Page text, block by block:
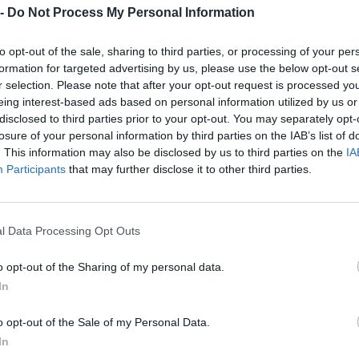
Do Not Process My Personal Information
opt-out of the sale, sharing to third parties, or processing of your
for targeted advertising by us, please use the below opt-out
selection. Please note that after your opt-out request is processed
interest-based ads based on personal information utilized by us
to third parties prior to your opt-out. You may separately
of your personal information by third parties on the IAB’s list of
This information may also be disclosed by us to third parties on the
Participants that may further disclose it to other third parties.
Data Processing Opt Outs
opt-out of the Sharing of my personal data.
opt-out of the Sale of my Personal Data.
LENOTTI SRL 2-5 milioni
SRL 2-5 milioni 47.11.02
SERENELLA SRL 5-10 milioni 55.30.01
DEL GARDA SPA 25-50 milioni 46.33.20
5-10 milioni
DI MASCANZONI MARIA
TOP
QUATTRO STAGIONI SAS